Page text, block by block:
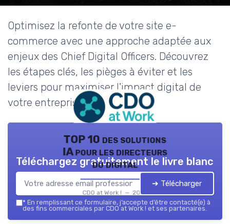
Optimisez la refonte de votre site e-
commerce avec une approche adaptée aux
enjeux des Chief Digital Officers. Découvrez
les étapes clés, les pièges à éviter et les
leviers pour maximiser l'impact digital de
votre entreprise.
TOP 10 des solutions
IA pour les directeurs
du digital
CDO at Work ! — 2026
Téléchargez gratuitement le livre blanc
➔ Télécharger
* En remplissant ce formulaire, j’accepte d’être contacté(e) à
des fins commerciales par CDO at Work ! et ses partenaires.